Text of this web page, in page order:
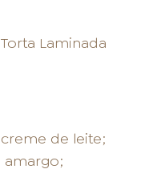
Laminada
de leite;
amargo;